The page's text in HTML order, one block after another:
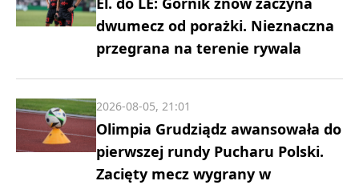
dwumecz od porażki. Nieznaczna
przegrana na terenie rywala
Olimpia Grudziądz awansowała do
pierwszej rundy Pucharu Polski.
Zacięty mecz wygrany w
2026-08-05, 21:01